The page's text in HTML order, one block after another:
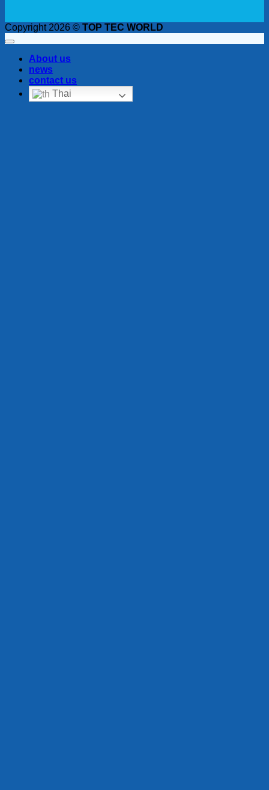
Copyright 2026 © TOP TEC WORLD
About us
news
contact us
Thai